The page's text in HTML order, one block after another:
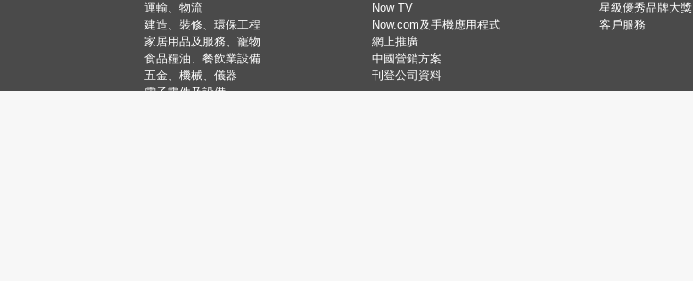
運輸、物流
建造、裝修、環保工程
家居用品及服務、寵物
食品糧油、餐飲業設備
五金、機械、儀器
電子零件及設備
Now TV
Now.com及手機應用程式
網上推廣
中國營銷方案
刊登公司資料
星級優秀品牌大獎
客戶服務